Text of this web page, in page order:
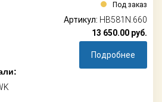
Под заказ
Артикул: HB581N.660
13 650.00 руб.
Подробнее